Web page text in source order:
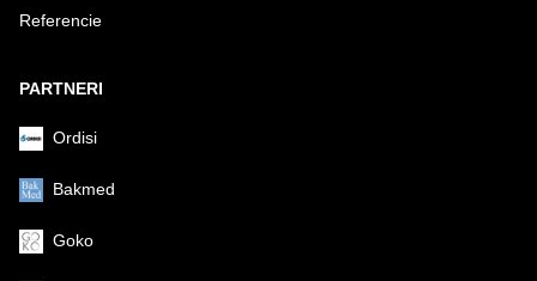
Odoslať
Referencie
PARTNERI
Ordisi
Bakmed
Goko